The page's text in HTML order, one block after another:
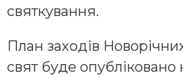
святкування.
План заходів
свят буде опубліковано